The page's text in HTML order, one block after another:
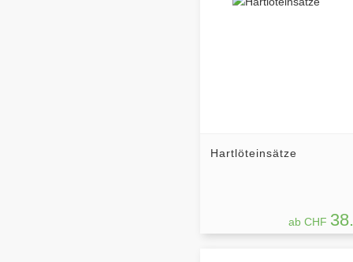
Hartlöteinsätze
ab CHF